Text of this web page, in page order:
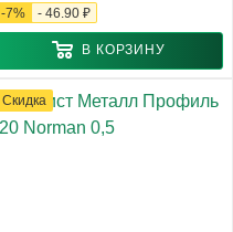
-7% - 46.90 ₽
В КОРЗИНУ
Скидка